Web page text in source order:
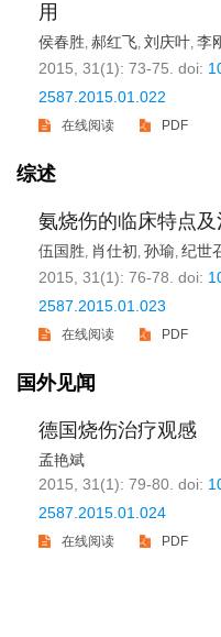
用
侯春胜, 郝红飞, 刘庆叶, 李
2015, 31(1): 73-75. doi:
2587.2015.01.022
在线阅读 PDF
综述
氨烧伤的临床特点
伍国胜, 肖仕初, 孙瑜, 纪世
2015, 31(1): 76-78. doi:
2587.2015.01.023
在线阅读 PDF
国外见闻
德国烧伤治疗观感
孟艳斌
2015, 31(1): 79-80. doi:
2587.2015.01.024
在线阅读 PDF